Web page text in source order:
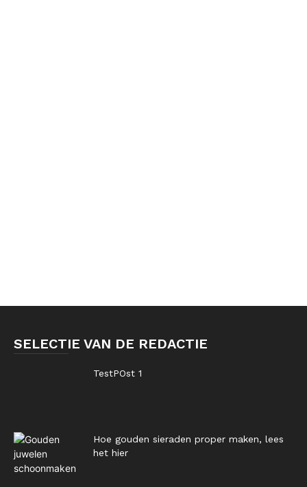
SELECTIE VAN DE REDACTIE
TestPOst 1
Hoe gouden sieraden proper maken, lees
het hier